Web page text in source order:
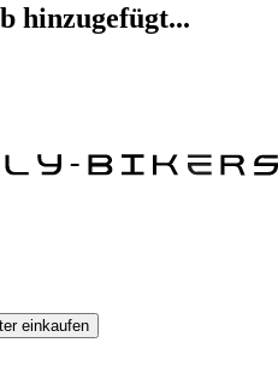
hinzugefügt...
einkaufen